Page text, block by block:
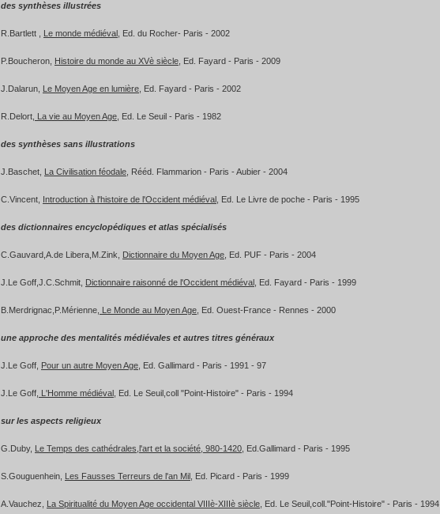
des synthèses illustrées
R.Bartlett , Le monde médiéval , Ed. du Rocher- Paris - 2002
P.Boucheron, Histoire du monde au XVè siècle , Ed. Fayard - Paris - 2009
J.Dalarun, Le Moyen Age en lumière , Ed. Fayard - Paris - 2002
R.Delort, La vie au Moyen Age , Ed. Le Seuil - Paris - 1982
des synthèses sans illustrations
J.Baschet, La Civilisation féodale , Rééd. Flammarion - Paris - Aubier - 2004
C.Vincent, Introduction à l'histoire de l'Occident médiéval , Ed. Le Livre de poche - Paris - 1995
des dictionnaires encyclopédiques et atlas spécialisés
C.Gauvard,A.de Libera,M.Zink, Dictionnaire du Moyen Age , Ed. PUF - Paris - 2004
J.Le Goff,J.C.Schmit, Dictionnaire raisonné de l'Occident médiéval , Ed. Fayard - Paris - 1999
B.Merdrignac,P.Mérienne, Le Monde au Moyen Age , Ed. Ouest-France - Rennes - 2000
une approche des mentalités médiévales et autres titres généraux
J.Le Goff, Pour un autre Moyen Age , Ed. Gallimard - Paris - 1991 - 97
J.Le Goff, L'Homme médiéval , Ed. Le Seuil,coll "Point-Histoire" - Paris - 1994
sur les aspects religieux
G.Duby, Le Temps des cathédrales,l'art et la société, 980-1420 , Ed.Gallimard - Paris - 1995
S.Gouguenhein, Les Fausses Terreurs de l'an Mil , Ed. Picard - Paris - 1999
A.Vauchez, La Spiritualité du Moyen Age occidental VIIIè-XIIIè siècle , Ed. Le Seuil,coll."Point-Histoire" - Paris - 1994